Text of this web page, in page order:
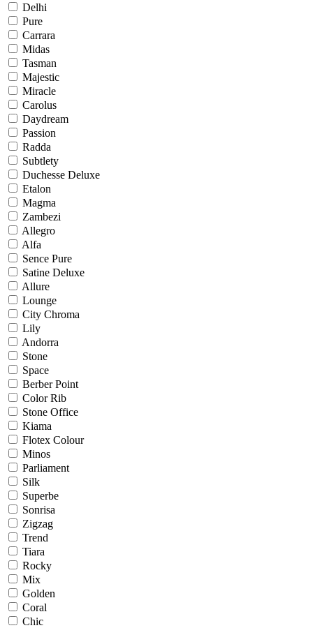
Delhi
Pure
Carrara
Midas
Tasman
Majestic
Miracle
Carolus
Daydream
Passion
Radda
Subtlety
Duchesse Deluxe
Etalon
Magma
Zambezi
Allegro
Alfa
Sence Pure
Satine Deluxe
Allure
Lounge
City Chroma
Lily
Andorra
Stone
Space
Berber Point
Color Rib
Stone Office
Kiama
Flotex Colour
Minos
Parliament
Silk
Superbe
Sonrisa
Zigzag
Trend
Tiara
Rocky
Mix
Golden
Coral
Chic